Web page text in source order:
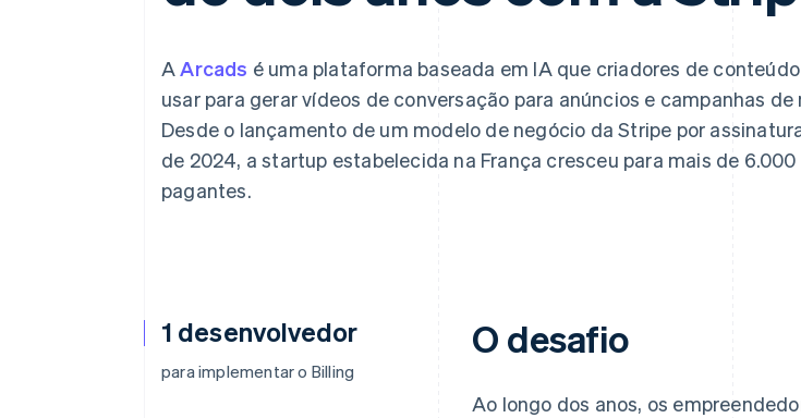
AArcads é uma plataforma baseada em IA que criadores de
usar para gerar vídeos de conversação para anúncios e campanhas de
Desde o lançamento de um modelo de negócio da Stripe por
de 2024, a startup estabelecida na França cresceu para mais de
pagantes.
1 desenvolvedor
para implementar o Billing
O desafio
Ao longo dos anos, os